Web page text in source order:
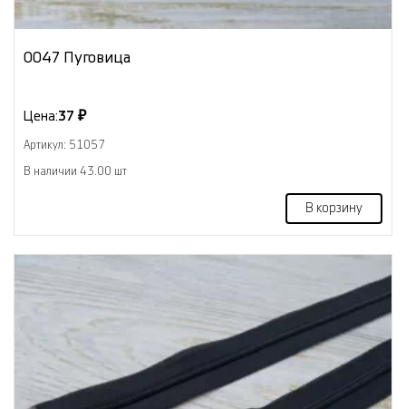
0047 Пуговица
Цена:37 ₽
Артикул: 51057
В наличии 43.00 шт
В корзину